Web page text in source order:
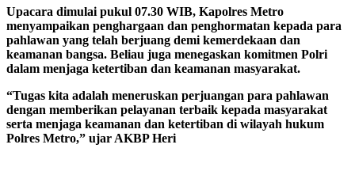
Upacara dimulai pukul 07.30 WIB, Kapolres Metro
menyampaikan penghargaan dan penghormatan kepada para
pahlawan yang telah berjuang demi kemerdekaan dan
keamanan bangsa. Beliau juga menegaskan komitmen Polri
dalam menjaga ketertiban dan keamanan masyarakat.
“Tugas kita adalah meneruskan perjuangan para pahlawan
dengan memberikan pelayanan terbaik kepada masyarakat
serta menjaga keamanan dan ketertiban di wilayah hukum
Polres Metro,” ujar AKBP Heri